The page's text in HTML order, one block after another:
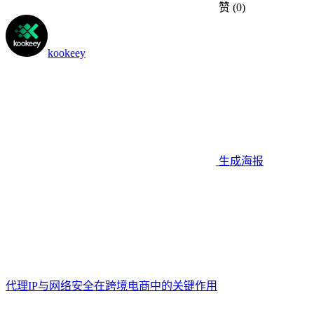
赞 (0)
kookeey
生成海报
代理IP与网络安全在跨境电商中的关键作用